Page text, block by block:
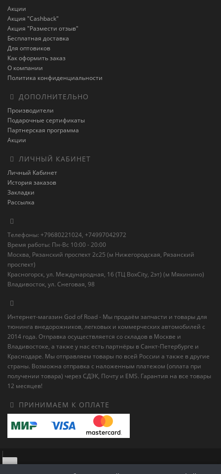
Акции
Акция "Cashback"
Акция "Размести отзыв"
Бесплатная доставка
Для оптовиков
Как оформить заказ
О компании
Политика конфиденциальности
ДОПОЛНИТЕЛЬНО
Производители
Подарочные сертификаты
Партнерская программа
Акции
ЛИЧНЫЙ КАБИНЕТ
Личный Кабинет
История заказов
Закладки
Рассылка
Телефоны: +79680221024, +74997042972
Время работы: Пн-Вс 10:00 - 20:00
Москва, Рязанский проспект 2с25 (м Нижегородская, Рязанский
проспект)
Красногорск, ул. Международная, 16 (ТЦ BoxСity, 2эт) (м Мякинино)
Владивосток, ул. Снеговая, 98
Интернет-магазин God of Road - Мы продаём запчасти и товары для
тюнинга внедорожников, легковых и коммерческих автомобилей с
2014 года. Отправка осуществляется со складов в Москве и
Владивостоке, а также у нас есть партнёры в Санкт-Петербурге и
Краснодаре. Мы отправляем товары по всей России а также в другие
страны. Возможна отправка с наложенным платежом (оплата при
получении товара) через СДЭК, Почту и EMS. Гарантия на все товары
12 месяцев!
ПРИНИМАЕМ К ОПЛАТЕ